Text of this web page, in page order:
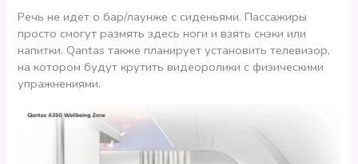
Речь не идет о бар/лаунже с сиденьями. Пассажиры
просто смогут размять здесь ноги и взять снэки или
напитки. Qantas также планирует установить телевизор,
на котором будут крутить видеоролики с физическими
упражнениями.